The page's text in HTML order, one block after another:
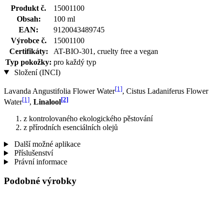
Produkt č.
15001100
Obsah:
100 ml
EAN:
9120043489745
Výrobce č.
15001100
Certifikáty:
AT-BIO-301, cruelty free a vegan
Typ pokožky: pro každý typ
Složení (INCI)
Lavanda Angustifolia Flower Water[1], Cistus Ladaniferus Flower
Water[1], Linalool[2]
z kontrolovaného ekologického pěstování
z přírodních esenciálních olejů
Další možné aplikace
Příslušenství
Právní informace
Podobné výrobky